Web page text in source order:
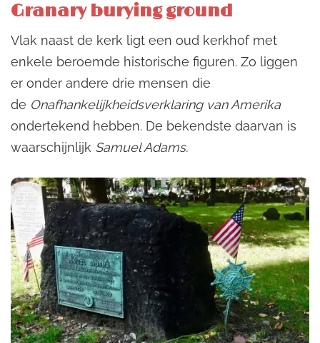
Granary burying ground
Vlak naast de kerk ligt een oud kerkhof met
enkele beroemde historische figuren. Zo liggen
er onder andere drie mensen die
de Onafhankelijkheidsverklaring van Amerika
ondertekend hebben. De bekendste daarvan is
waarschijnlijk Samuel Adams.